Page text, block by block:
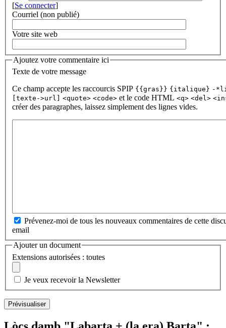
[Se connecter]
Courriel (non publié)
Votre site web
Ajoutez votre commentaire ici
Texte de votre message
Ce champ accepte les raccourcis SPIP {{gras}} {italique} -
[texte->url]
<quote> <code> et le code HTML <q> <del>
créer des paragraphes, laissez simplement des lignes vides.
Prévenez-moi de tous les nouveaux commentaires de cette
email
Ajouter un document
Extensions autorisées : toutes
Je veux recevoir la Newsletter